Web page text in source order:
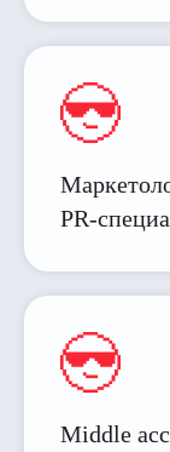
PR-
Middle